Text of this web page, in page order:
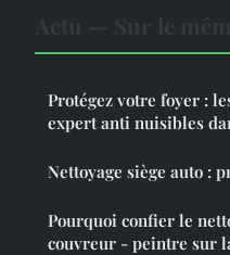
Protégez votre foyer :
expert anti nuisibles
Nettoyage siège auto :
Pourquoi confier le
couvreur - peintre sur